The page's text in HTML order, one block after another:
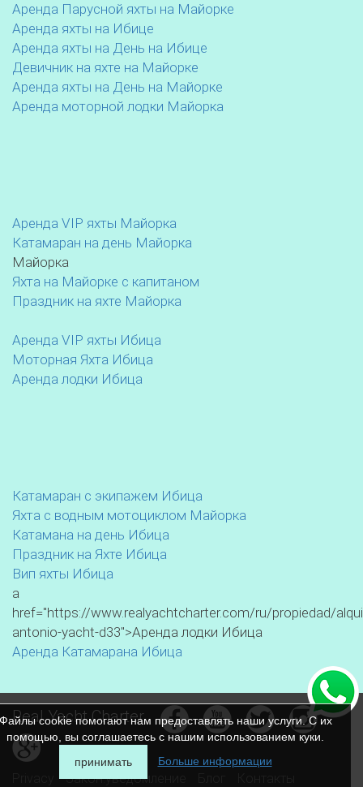
Аренда Парусной яхты на Майорке
Аренда яхты на Ибице
Аренда яхты на День на Ибице
Девичник на яхте на Майорке
Аренда яхты на День на Майорке
Аренда моторной лодки Майорка
Аренда VIP яхты Майорка
Катамаран на день Майорка
Майорка
Яхта на Майорке с капитаном
Праздник на яхте Майорка
Аренда VIP яхты Ибица
Моторная Яхта Ибица
Аренда лодки Ибица
Катамаран с экипажем Ибица
Яхта с водным мотоциклом Майорка
Катамана на день Ибица
Праздник на Яхте Ибица
Вип яхты Ибица
a
href="https://www.realyachtcharter.com/ru/propiedad/
antonio-yacht-d33">Аренда лодки Ибица
Аренда Катамарана Ибица
Real Yacht Charter
Закон.уведомление
cookie помогают нам предоставлять наши услуги. С их
помощью, вы соглашаетесь с нашим использованием куки.
принимать
Больше информации